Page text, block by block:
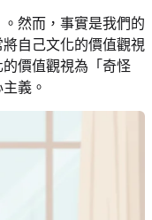
然而，事實是我們的
自己文化的價值觀視
價值觀視為「奇怪
義。